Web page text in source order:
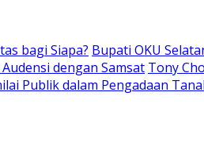
bagi Siapa? Bupati OKU
dengan Samsat Tony
Publik dalam Pengadaan